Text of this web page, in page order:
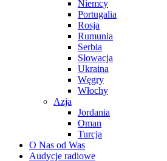
Niemcy
Portugalia
Rosja
Rumunia
Serbia
Słowacja
Ukraina
Węgry
Włochy
Azja
Jordania
Oman
Turcja
O Nas od Was
Audycje radiowe